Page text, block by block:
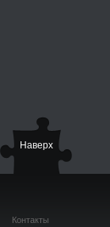
Наверх
Контакты